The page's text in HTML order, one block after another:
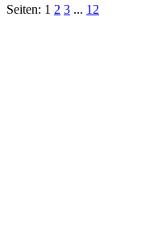
Seiten: 1 2 3 ... 12